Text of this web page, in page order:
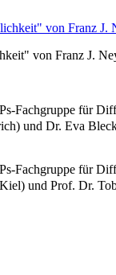
von Franz J.
Fachgruppe für
und Dr. Eva
Fachgruppe für
und Prof. Dr.